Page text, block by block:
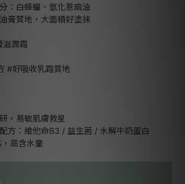
：白蜂蠟、氫化蔥麻油
膏質地，大面積好塗抹
滋潤霜
#好吸收乳霜質地
，易敏肌膚救星
方：維他命B3 / 益生菌 / 水解牛奶蛋白
高含水量